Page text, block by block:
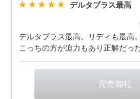
デルタプラス最高
デルタプラス最高。リディも最高
こっちの方が迫力もあり正解だった